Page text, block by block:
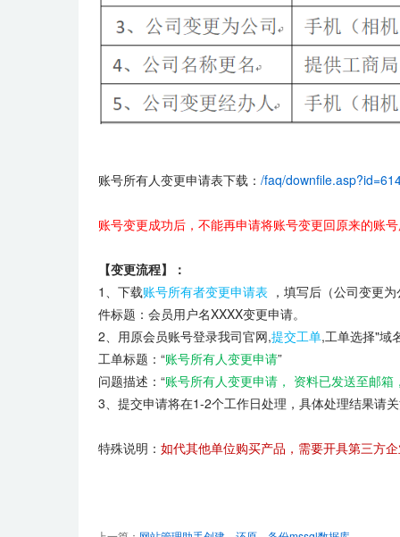
账号所有人变更申请表下载： /faq/
账号变更成功后，不能再申请将账号变更回原来的账
【变更流程】：
1、下载账号所有者变更申请表 ，填写后（公司变更
件标题：会员用户名XXXX变更申请。
2、用原会员账号登录我司官网,提交工单,工单选择"域
工单标题：“账号所有人变更申请”
问题描述：“账号所有人变更申请， 资料已发送至邮箱
3、提交申请将在1-2个工作日处理，具体处理结果请
特殊说明： 如代其他单位购买产品，需要开具第三方